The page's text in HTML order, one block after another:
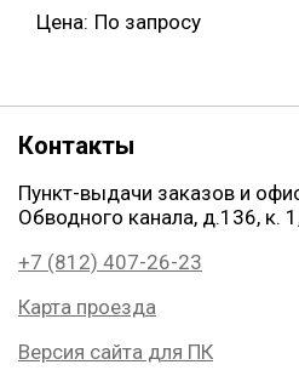
Цена: По запросу
Контакты
Пункт-выдачи заказов и
Обводного канала, д.136, к.
+7 (812) 407-26-23
Карта проезда
Версия сайта для ПК